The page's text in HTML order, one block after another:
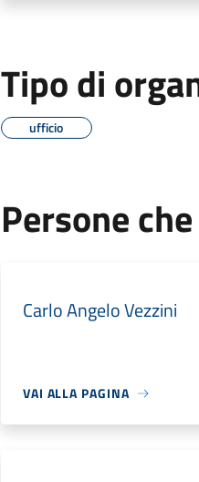
Tipo di
ufficio
Persone
Carlo Angelo Vezzini
VAI ALLA PAGINA